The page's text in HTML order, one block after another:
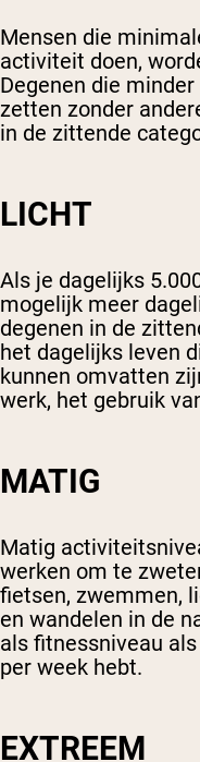
VEGAN
Mensen die
activiteit doen,
Degenen die
zetten zonder
in de zittende
LICHT
Als je dagelijks
mogelijk meer
degenen in de
het dagelijks leven
kunnen omvatten
werk, het gebruik
MATIG
Matig
werken om te
fietsen, zwemmen,
en wandelen in de
als fitnessniveau
per week hebt.
EXTREEM